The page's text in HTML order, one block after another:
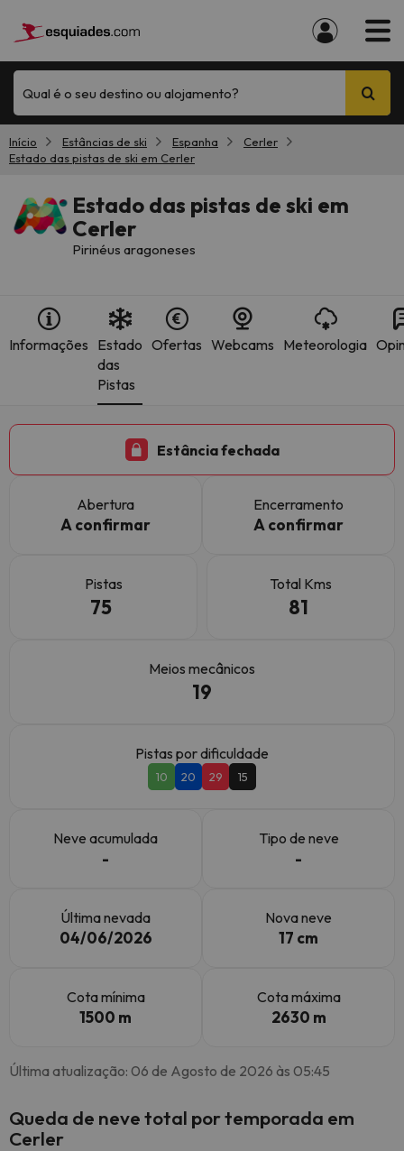
Qual é o seu destino ou alojamento?
Início Estâncias de ski Espanha
Cerler
Estado das pistas de ski em Cerler
Estado das pistas de ski em
Cerler
Pirinéus aragoneses
Informações Estado
das
Pistas
Ofertas Webcams Meteorologia
Estância fechada
Abertura
A confirmar
Encerramento
A confirmar
Pistas
75
Total Kms
81
Meios mecânicos
19
Pistas por dificuldade
10 20 29 15
Neve acumulada
-
Tipo de neve
-
Última nevada
04/06/2026
Nova neve
17 cm
Cota mínima
1500 m
Cota máxima
2630 m
Última atualização: 06 de Agosto de 2026 às 05:45
Queda de neve total por temporada em
Cerler